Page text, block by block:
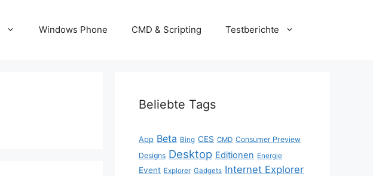
Windows Phone CMD & Scripting Testberichte
Beliebte Tags
App Beta Bing CES CMD Consumer Preview
Designs Desktop Editionen Energie
Event Explorer Gadgets Internet Explorer